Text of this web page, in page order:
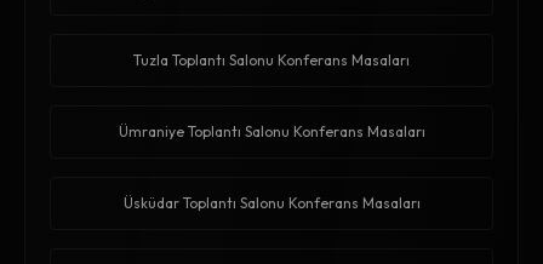
Tuzla Toplantı Salonu Konferans Masaları
Ümraniye Toplantı Salonu Konferans Masaları
Üsküdar Toplantı Salonu Konferans Masaları